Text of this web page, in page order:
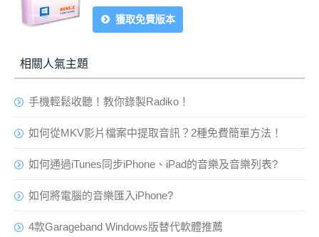
獲取免費版本
相關人氣主題
手機輕鬆收聽！教你錄製Radiko！
如何從MKV影片檔案中提取音訊？2種免費簡單方法！
如何通過iTunes同步iPhone、iPad的音樂及音樂列表?
如何將電腦的音樂匯入iPhone?
4款Garageband Windows版替代軟體推薦